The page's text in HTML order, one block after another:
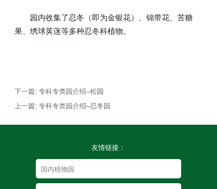
园内收集了忍冬（即为金银花）、锦带花、苦糖
果、绣球荚蒾等多种忍冬科植物。
下一篇: 专科专类园介绍–松园
上一篇: 专科专类园介绍–忍冬园
友情链接：